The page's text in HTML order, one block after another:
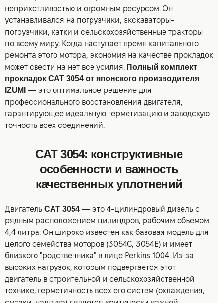
неприхотливостью и огромным ресурсом. Он
устанавливался на погрузчики, экскаваторы-
погрузчики, катки и сельскохозяйственные тракторы
по всему миру. Когда наступает время капитального
ремонта этого мотора, экономия на качестве прокладок
может свести на нет все усилия. Полный комплект
прокладок CAT 3054 от японского производителя
IZUMI
— это оптимальное решение для
профессионального восстановления двигателя,
гарантирующее идеальную герметизацию и заводскую
точность всех соединений.
CAT 3054: конструктивные
особенности и важность
качественных уплотнений
Двигатель CAT 3054 — это 4-цилиндровый дизель с
рядным расположением цилиндров, рабочим объемом
4,4 литра. Он широко известен как базовая модель для
целого семейства моторов (3054C, 3054E) и имеет
близкого "родственника" в лице Perkins 1004. Из-за
высоких нагрузок, которым подвергается этот
двигатель в строительной и сельскохозяйственной
технике, герметичность всех его систем (охлаждения,